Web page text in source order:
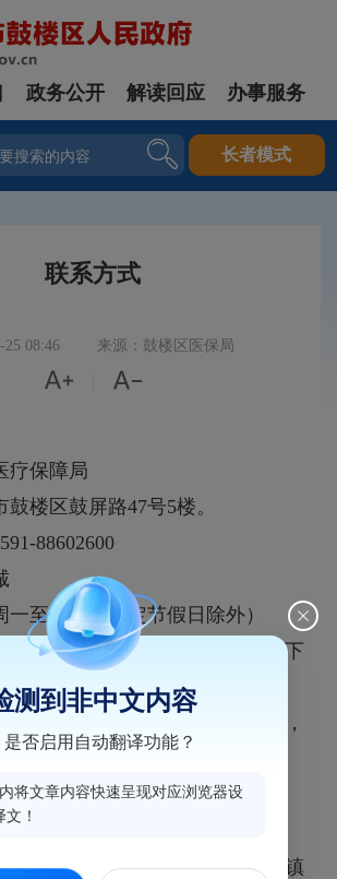
政务公开 解读回应 办事服务
长者模式
联系方式
25 08:46 来源：鼓楼区医保局
 
疗保障局
楼区鼓屏路47号5楼。
88602600
一至周五（法定节假日除外）
日至9月30日）上午8:30-12:00，下
1日至5月31日）上午8:30-12:00，
基金中心鼓楼管理部
政务服务中心三楼（鼓楼区洪山镇
测到非中文内容
是否启用自动翻译功能？
将文章内容快速呈现对应浏览器设
！